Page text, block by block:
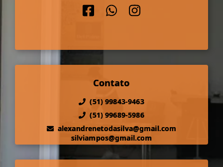
Contato
(51) 99843-9463
(51) 99689-5986
alexandrenetodasilva@gmail.com
silviampos@gmail.com